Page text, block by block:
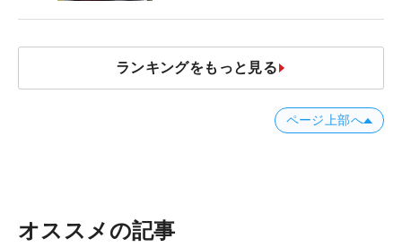
ランキングをもっと見る
ページ上部へ
オススメの記事